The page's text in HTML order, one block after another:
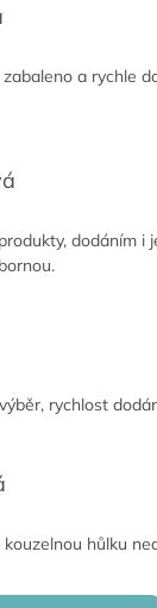
a rychle
dodáním i
rychlost
hůlku